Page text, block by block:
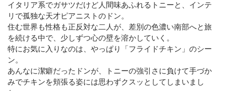
イタリア系でガサツだけど人間味あふれるトニーと、インテ
リで孤独な天才ピアニストのドン。
住む世界も性格も正反対な二人が、差別の色濃い南部へと旅
を続ける中で、少しずつ心の壁を溶かしていく。
特にお気に入りなのは、やっぱり「フライドチキン」のシー
ン。
あんなに潔癖だったドンが、トニーの強引さに負けて手づか
みでチキンを頬張る姿には思わずクスッとしてしまいまし